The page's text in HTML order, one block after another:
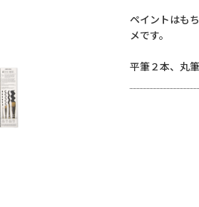
ペイントはも
メです。
平筆２本、丸